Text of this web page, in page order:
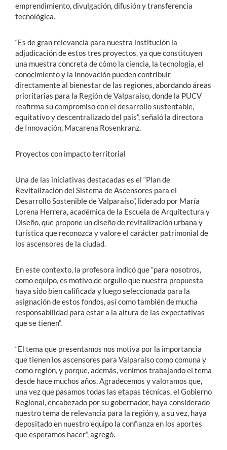
emprendimiento, divulgación, difusión y transferencia
tecnológica.
“Es de gran relevancia para nuestra institución la
adjudicación de estos tres proyectos, ya que constituyen
una muestra concreta de cómo la ciencia, la tecnología, el
conocimiento y la innovación pueden contribuir
directamente al bienestar de las regiones, abordando áreas
prioritarias para la Región de Valparaíso, donde la PUCV
reafirma su compromiso con el desarrollo sustentable,
equitativo y descentralizado del país”, señaló la directora
de Innovación, Macarena Rosenkranz.
Proyectos con impacto territorial
Una de las iniciativas destacadas es el “Plan de
Revitalización del Sistema de Ascensores para el
Desarrollo Sostenible de Valparaíso”, liderado por María
Lorena Herrera, académica de la Escuela de Arquitectura y
Diseño, que propone un diseño de revitalización urbana y
turística que reconozca y valore el carácter patrimonial de
los ascensores de la ciudad.
En este contexto, la profesora indicó que “para nosotros,
como equipo, es motivo de orgullo que nuestra propuesta
haya sido bien calificada y luego seleccionada para la
asignación de estos fondos, así como también de mucha
responsabilidad para estar a la altura de las expectativas
que se tienen”.
“El tema que presentamos nos motiva por la importancia
que tienen los ascensores para Valparaíso como comuna y
como región, y porque, además, venimos trabajando el tema
desde hace muchos años. Agradecemos y valoramos que,
una vez que pasamos todas las etapas técnicas, el Gobierno
Regional, encabezado por su gobernador, haya considerado
nuestro tema de relevancia para la región y, a su vez, haya
depositado en nuestro equipo la confianza en los aportes
que esperamos hacer”, agregó.